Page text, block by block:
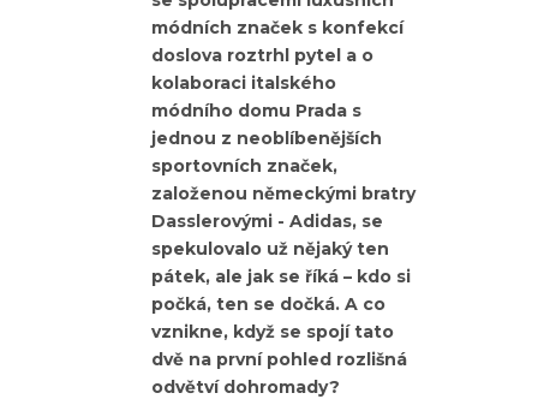
módních značek s konfekcí
doslova roztrhl pytel a o
kolaboraci italského
módního domu Prada s
jednou z neoblíbenějších
sportovních značek,
založenou německými bratry
Dasslerovými - Adidas, se
spekulovalo už nějaký ten
pátek, ale jak se říká – kdo si
počká, ten se dočká. A co
vznikne, když se spojí tato
dvě na první pohled rozlišná
odvětví dohromady?